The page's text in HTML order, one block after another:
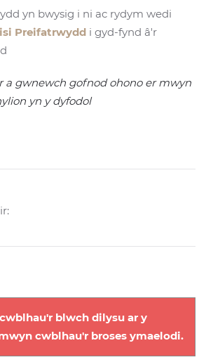
yn bwysig i ni ac rydym wedi
Preifatrwydd i gyd-fynd â'r
a gwnewch gofnod ohono er mwyn
yn y dyfodol
cwblhau'r blwch dilysu ar y
cwblhau'r broses ymaelodi.